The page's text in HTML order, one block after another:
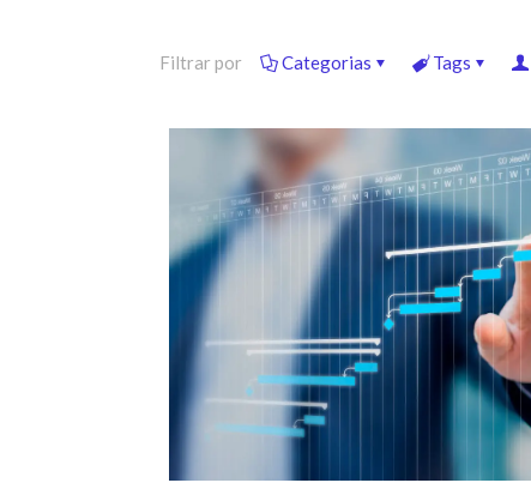
Filtrar por Categorias Tags